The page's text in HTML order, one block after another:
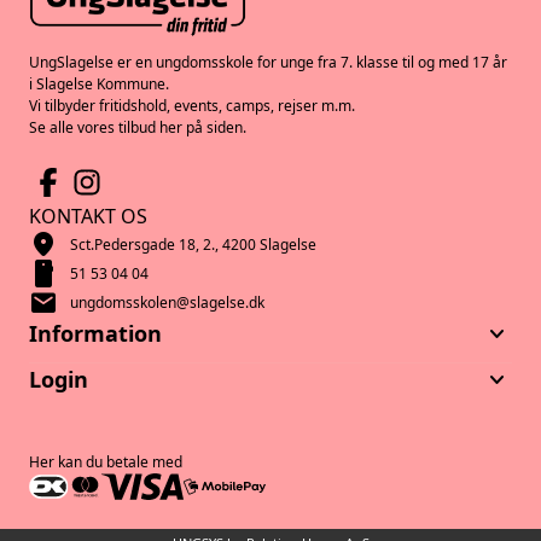
UngSlagelse er en ungdomsskole for unge fra 7. klasse til og med 17 år
i Slagelse Kommune.
Vi tilbyder fritidshold, events, camps, rejser m.m.
Se alle vores tilbud her på siden.
KONTAKT OS
location_on Sct.Pedersgade 18, 2., 4200 Slagelse
smartphone 51 53 04 04
mail ungdomsskolen@slagelse.dk
Information keyboard_arrow_down
Login keyboard_arrow_down
Her kan du betale med